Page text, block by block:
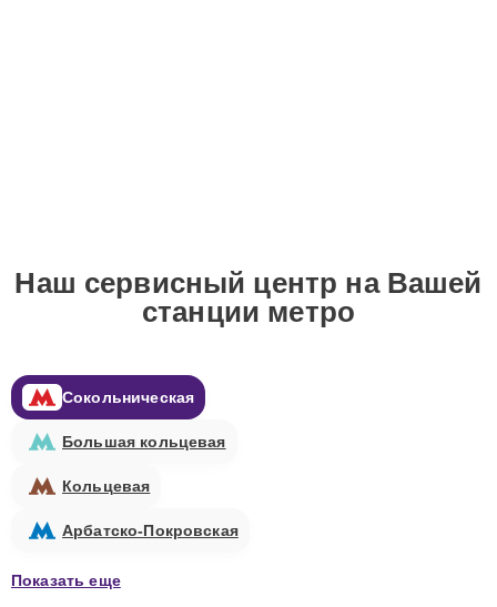
Наш сервисный центр на Вашей
станции метро
Сокольническая
Большая кольцевая
Кольцевая
Арбатско-Покровская
Показать еще